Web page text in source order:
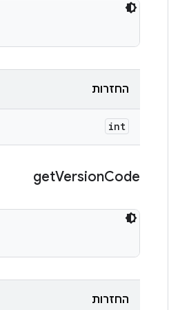
החזרות
int
getVersionCode
החזרות